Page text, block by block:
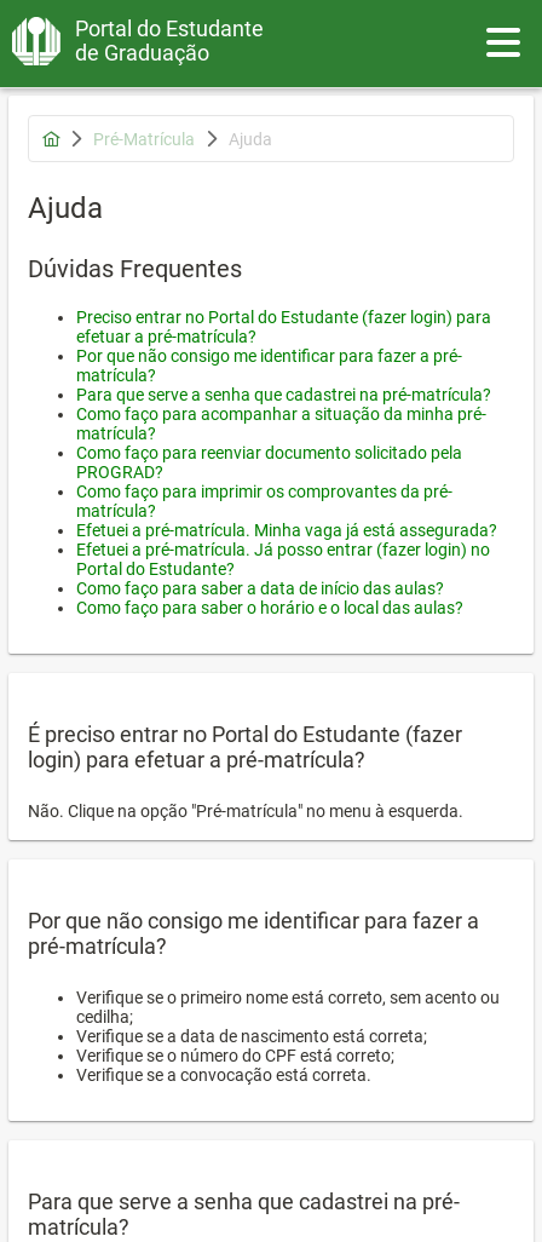
Portal do Estudante
de Graduação
Pré-Matrícula Ajuda
Ajuda
Dúvidas Frequentes
Preciso entrar no Portal do Estudante (fazer login) para
efetuar a pré-matrícula?
Por que não consigo me identificar para fazer a pré-
matrícula?
Para que serve a senha que cadastrei na pré-matrícula?
Como faço para acompanhar a situação da minha pré-
matrícula?
Como faço para reenviar documento solicitado pela
PROGRAD?
Como faço para imprimir os comprovantes da pré-
matrícula?
Efetuei a pré-matrícula. Minha vaga já está assegurada?
Efetuei a pré-matrícula. Já posso entrar (fazer login) no
Portal do Estudante?
Como faço para saber a data de início das aulas?
Como faço para saber o horário e o local das aulas?
É preciso entrar no Portal do Estudante (fazer
login) para efetuar a pré-matrícula?
Não. Clique na opção "Pré-matrícula" no menu à esquerda.
Por que não consigo me identificar para fazer a
pré-matrícula?
Verifique se o primeiro nome está correto, sem acento ou
cedilha;
Verifique se a data de nascimento está correta;
Verifique se o número do CPF está correto;
Verifique se a convocação está correta.
Para que serve a senha que cadastrei na pré-
matrícula?